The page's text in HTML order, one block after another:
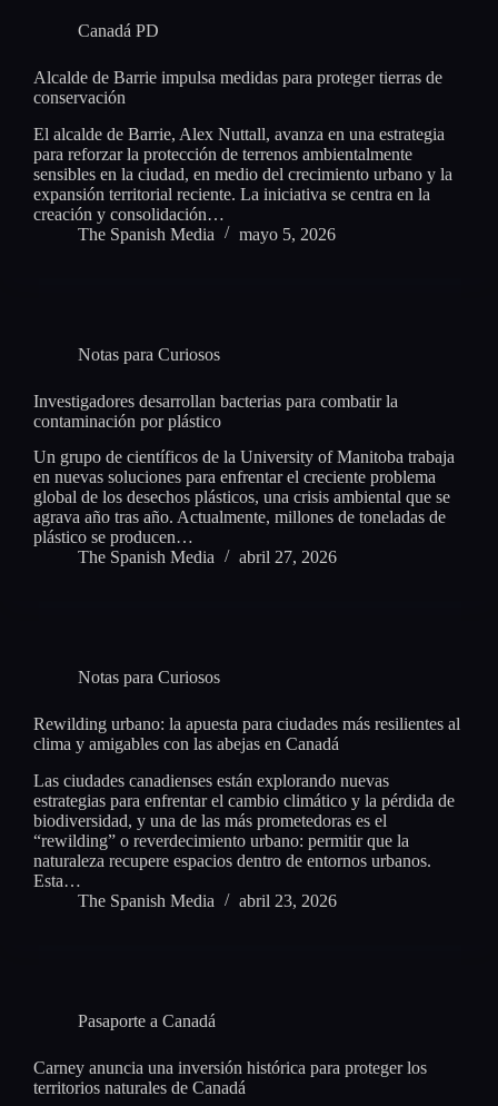
Canadá PD
Alcalde de Barrie impulsa medidas para proteger tierras de
conservación
El alcalde de Barrie, Alex Nuttall, avanza en una estrategia
para reforzar la protección de terrenos ambientalmente
sensibles en la ciudad, en medio del crecimiento urbano y la
expansión territorial reciente. La iniciativa se centra en la
creación y consolidación…
The Spanish Media
mayo 5, 2026
Notas para Curiosos
Investigadores desarrollan bacterias para combatir la
contaminación por plástico
Un grupo de científicos de la University of Manitoba trabaja
en nuevas soluciones para enfrentar el creciente problema
global de los desechos plásticos, una crisis ambiental que se
agrava año tras año. Actualmente, millones de toneladas de
plástico se producen…
The Spanish Media
abril 27, 2026
Notas para Curiosos
Rewilding urbano: la apuesta para ciudades más resilientes al
clima y amigables con las abejas en Canadá
Las ciudades canadienses están explorando nuevas
estrategias para enfrentar el cambio climático y la pérdida de
biodiversidad, y una de las más prometedoras es el
“rewilding” o reverdecimiento urbano: permitir que la
naturaleza recupere espacios dentro de entornos urbanos.
Esta…
The Spanish Media
abril 23, 2026
Pasaporte a Canadá
Carney anuncia una inversión histórica para proteger los
territorios naturales de Canadá